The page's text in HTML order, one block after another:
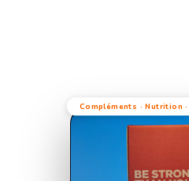
Compléments · Nutrition